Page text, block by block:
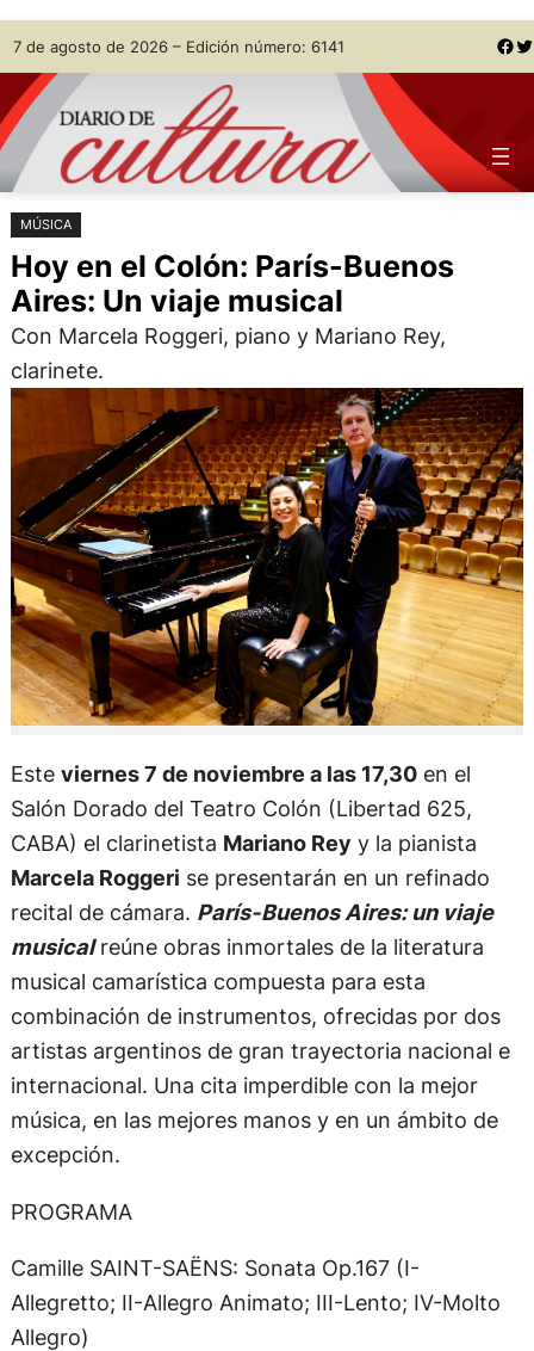
Saltar
al
contenido
Skip
to
content
7 de agosto de 2026 – Edición número: 6141 Facebook Twitter
MÚSICA
Hoy en el Colón: París-Buenos
Aires: Un viaje musical
Con Marcela Roggeri, piano y Mariano Rey,
clarinete.
Este viernes 7 de noviembre a las 17,30en el
Salón Dorado del Teatro Colón (Libertad 625,
CABA) el clarinetista Mariano Rey y la pianista
Marcela Roggeri se presentarán en un refinado
recital de cámara. París-Buenos Aires: un viaje
musicalreúne obras inmortales de la literatura
musical camarística compuesta para esta
combinación de instrumentos, ofrecidas por dos
artistas argentinos de gran trayectoria nacional e
internacional. Una cita imperdible con la mejor
música, en las mejores manos y en un ámbito de
excepción.
PROGRAMA
Camille SAINT-SAËNS: Sonata Op.167 (I-
Allegretto; II-Allegro Animato; III-Lento; IV-Molto
Allegro)